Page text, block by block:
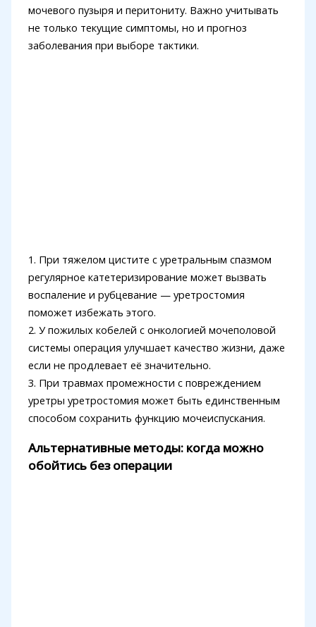
мочевого пузыря и перитониту. Важно учитывать
не только текущие симптомы, но и прогноз
заболевания при выборе тактики.
1. При тяжелом цистите с уретральным спазмом
регулярное катетеризирование может вызвать
воспаление и рубцевание — уретростомия
поможет избежать этого.
2. У пожилых кобелей с онкологией мочеполовой
системы операция улучшает качество жизни, даже
если не продлевает её значительно.
3. При травмах промежности с повреждением
уретры уретростомия может быть единственным
способом сохранить функцию мочеиспускания.
Альтернативные методы: когда можно
обойтись без операции